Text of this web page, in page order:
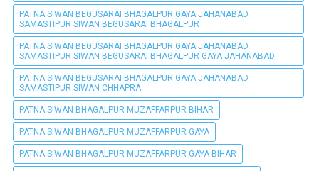
PATNA SIWAN BEGUSARAI BHAGALPUR GAYA JAHANABAD
SAMASTIPUR SIWAN BEGUSARAI BHAGALPUR
PATNA SIWAN BEGUSARAI BHAGALPUR GAYA JAHANABAD
SAMASTIPUR SIWAN BEGUSARAI BHAGALPUR GAYA JAHANABAD
PATNA SIWAN BEGUSARAI BHAGALPUR GAYA JAHANABAD
SAMASTIPUR SIWAN CHHAPRA
PATNA SIWAN BHAGALPUR MUZAFFARPUR BIHAR
PATNA SIWAN BHAGALPUR MUZAFFARPUR GAYA
PATNA SIWAN BHAGALPUR MUZAFFARPUR GAYA BIHAR